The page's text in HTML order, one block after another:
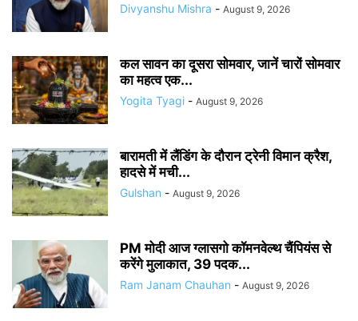
Divyanshu Mishra - August 9, 2026
कल सावन का दूसरा सोमवार, जानें चारों सोमवार
का महत्व एक...
Yogita Tyagi - August 9, 2026
बारामती में लैंडिंग के दौरान ट्रेनी विमान क्रैश,
हादसे में मची...
Gulshan - August 9, 2026
PM मोदी आज ग्लासगो कॉमनवेल्थ चैंपियंस से
करेंगे मुलाकात, 39 पदक...
Ram Janam Chauhan - August 9, 2026